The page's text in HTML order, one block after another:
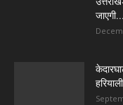
जाएगी...